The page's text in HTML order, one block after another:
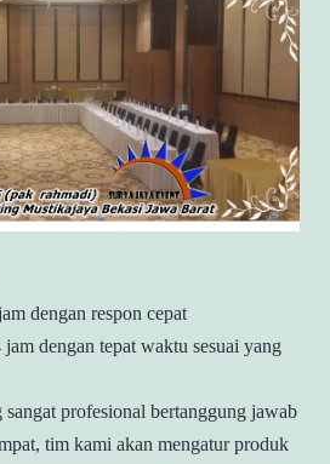
dengan respon cepat
dengan tepat waktu sesuai yang
profesional bertanggung jawab
tim kami akan mengatur produk